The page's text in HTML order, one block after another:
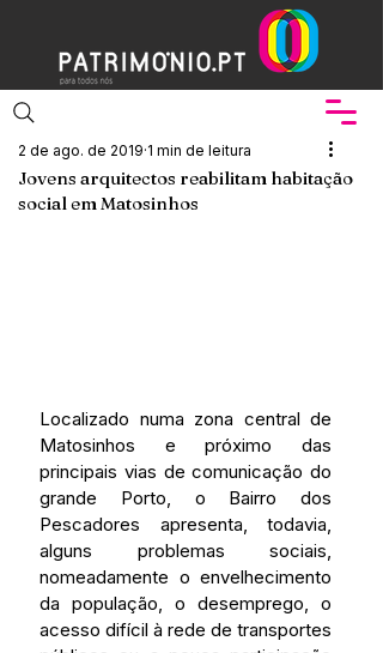
Jovens arquitectos reabilitam habitação
social em Matosinhos
2 de ago. de 2019 1 min de leitura
Localizado numa zona central de
Matosinhos e próximo das
principais vias de comunicação do
grande Porto, o Bairro dos
Pescadores apresenta, todavia,
alguns problemas sociais,
nomeadamente o envelhecimento
da população, o desemprego, o
acesso difícil à rede de transportes